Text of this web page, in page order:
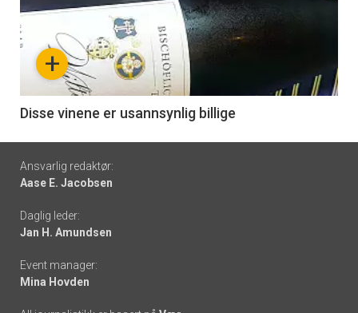
akkurat
nå
6
+
Disse vinene er usannsynlig billige
Footer
-
links
Ansvarlig redaktør:
Aase E. Jacobsen
Daglig leder:
Jan H. Amundsen
Event manager:
Mina Hovden